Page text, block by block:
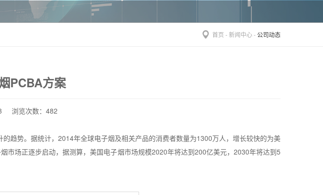
首页 -新闻中心-公司动态
PCBA方案
浏览次数：482
趋势。据统计， 2014年全球电子烟及相关产品的消费者数量为1300万人，增长较快的为美
市场正逐步启动，据测算，美国电子烟市场规模2020年将达到200亿美元， 2030年将达到5